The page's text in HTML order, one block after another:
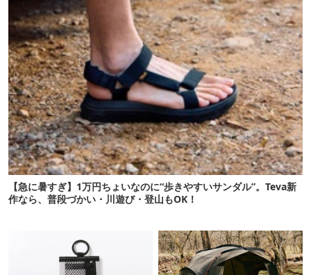
【急に暑すぎ】1万円ちょいなのに“歩きやすいサンダル”。Teva新
作なら、普段づかい・川遊び・登山もOK！